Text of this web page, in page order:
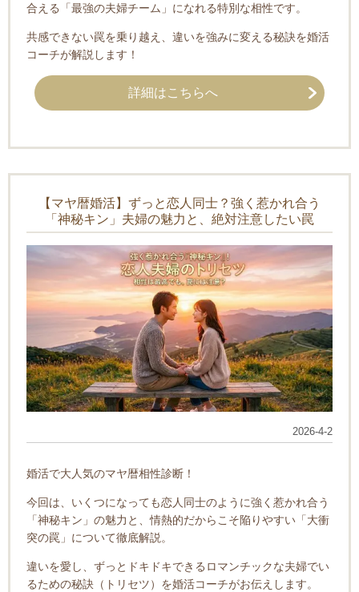
合える「最強の夫婦チーム」になれる特別な相性です。
共感できない罠を乗り越え、違いを強みに変える秘訣を婚活
コーチが解説します！
詳細はこちらへ
【マヤ暦婚活】ずっと恋人同士？強く惹かれ合う
「神秘キン」夫婦の魅力と、絶対注意したい罠
2026-4-2
婚活で大人気のマヤ暦相性診断！
今回は、いくつになっても恋人同士のように強く惹かれ合う
「神秘キン」の魅力と、情熱的だからこそ陥りやすい「大衝
突の罠」について徹底解説。
違いを愛し、ずっとドキドキできるロマンチックな夫婦でい
るための秘訣（トリセツ）を婚活コーチがお伝えします。